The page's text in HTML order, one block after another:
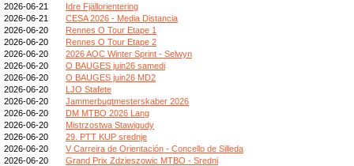
2026-06-21
Idre Fjällorientering
2026-06-21
CESA 2026 - Media Distancia
2026-06-20
Rennes O Tour Etape 1
2026-06-20
Rennes O Tour Etape 2
2026-06-20
2026 AOC Winter Sprint - Selwyn
2026-06-20
O BAUGES juin26 samedi
2026-06-20
O BAUGES juin26 MD2
2026-06-20
LJO Stafete
2026-06-20
Jammerbugtmesterskaber 2026
2026-06-20
DM MTBO 2026 Lang
2026-06-20
Mistrzostwa Stawigudy
2026-06-20
29. PTT KUP srednje
2026-06-20
V Carreira de Orientación - Concello de Silleda
2026-06-20
Grand Prix Zdzieszowic MTBO - Sredni